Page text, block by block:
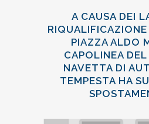
A CAUSA DEI
PIAZZA ALDO
CAPOLINEA
NAVETTA DI
TEMPESTA HA